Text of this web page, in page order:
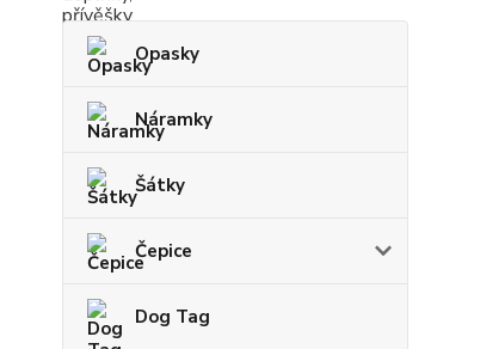
Opasky
Náramky
Šátky
Čepice
Dog Tag